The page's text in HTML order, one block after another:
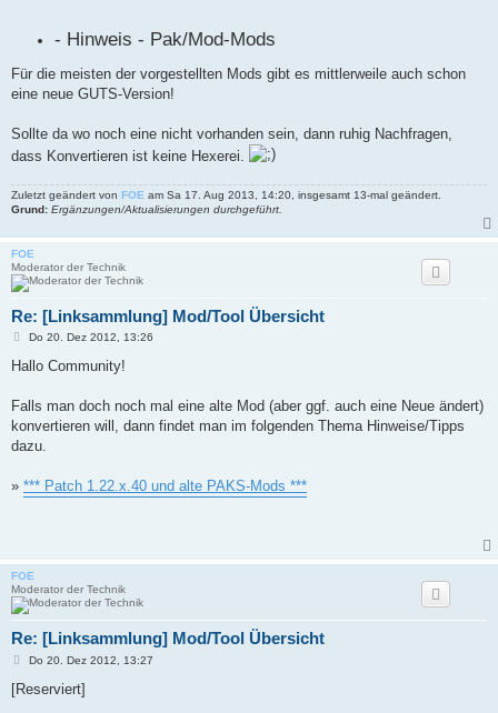
- Hinweis - Pak/Mod-Mods
Für die meisten der vorgestellten Mods gibt es mittlerweile auch schon
eine neue GUTS-Version!
Sollte da wo noch eine nicht vorhanden sein, dann ruhig Nachfragen,
dass Konvertieren ist keine Hexerei.
Zuletzt geändert von FOE am Sa 17. Aug 2013, 14:20, insgesamt 13-mal geändert.
Grund: Ergänzungen/Aktualisierungen durchgeführt.
FOE
Moderator der Technik
Re: [Linksammlung] Mod/Tool Übersicht
B
i
a
Do 20. Dez 2012, 13:26
Hallo Community!
Falls man doch noch mal eine alte Mod (aber ggf. auch eine Neue ändert)
konvertieren will, dann findet man im folgenden Thema Hinweise/Tipps
dazu.
» *** Patch 1.22.x.40 und alte PAKS-Mods ***
FOE
Moderator der Technik
Re: [Linksammlung] Mod/Tool Übersicht
B
i
Do 20. Dez 2012, 13:27
[Reserviert]